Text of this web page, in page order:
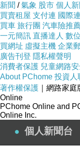
新聞 /氣象 股市 個人新
買賣租屋 支付連 國際連
買車 旅行團 汽車險推
一元簡訊 直播達人 數
買網址 虛擬主機 企業
廣告刊登 隱私權聲明
消費者保護 兒童網路
About PChome 投資人
著作權保護 ｜網路家
Online
PChome Online and
Online Inc.
個人新聞台